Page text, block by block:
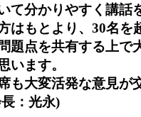
て分かりやすく講話
はもとより、30名を
題点を共有する上で
います。
も大変活発な意見が
：光永)